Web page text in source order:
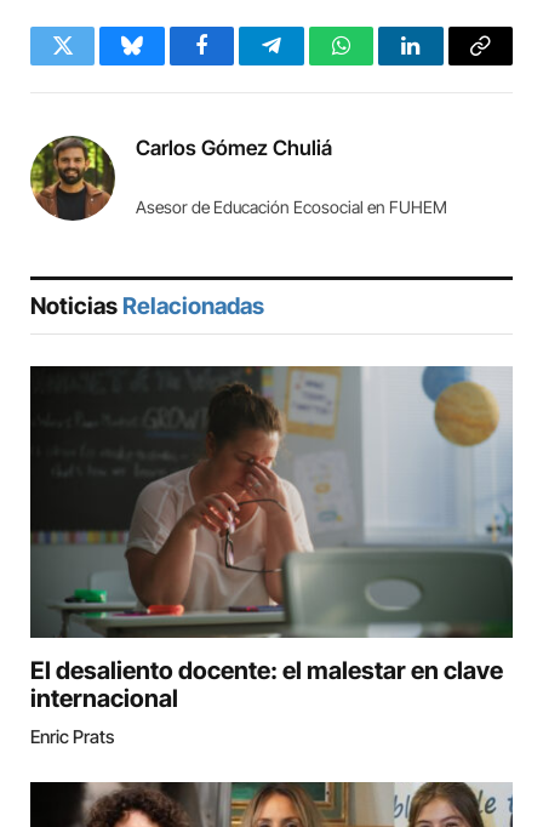
Twitter BlueskyFacebookTelegramWhatsAppLinkedInCopy
Carlos Gómez Chuliá
Asesor de Educación Ecosocial en FUHEM
Noticias Relacionadas
El desaliento docente: el malestar en clave
internacional
Enric Prats